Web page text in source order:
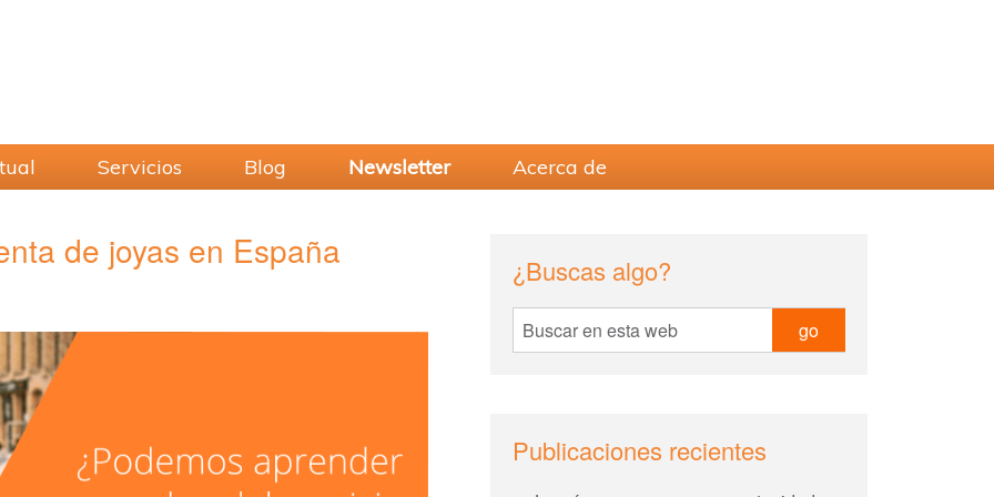
Servicios Blog Newsletter Acerca de
de joyas en España
Sidebar
¿Buscas algo?
Buscar
en
Publicaciones recientes